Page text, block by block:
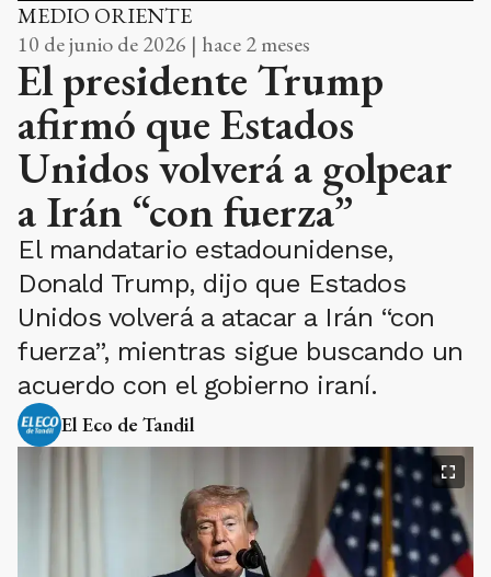
MEDIO ORIENTE
10 de junio de 2026 | hace 2 meses
El presidente Trump
afirmó que Estados
Unidos volverá a golpear
a Irán “con fuerza”
El mandatario estadounidense,
Donald Trump, dijo que Estados
Unidos volverá a atacar a Irán “con
fuerza”, mientras sigue buscando un
acuerdo con el gobierno iraní.
El Eco de Tandil